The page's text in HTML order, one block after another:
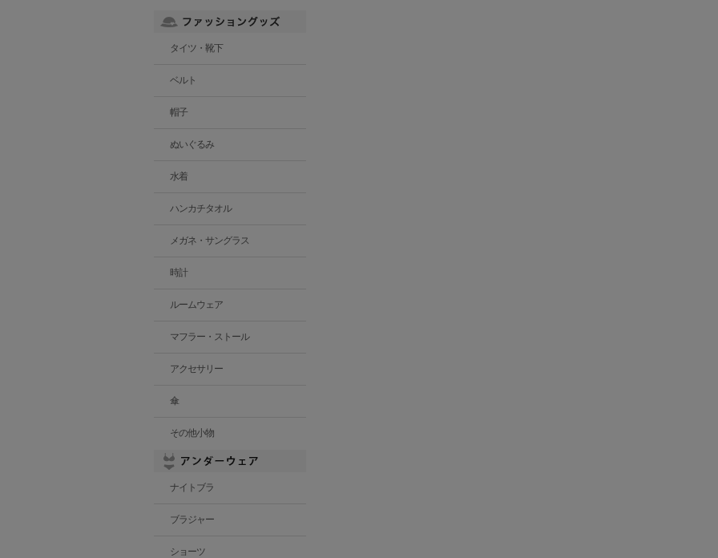
タイツ・靴下
ベルト
帽子
ぬいぐるみ
水着
ハンカチタオル
メガネ・サングラス
時計
ルームウェア
マフラー・ストール
アクセサリー
傘
その他小物
ナイトブラ
ブラジャー
ショーツ